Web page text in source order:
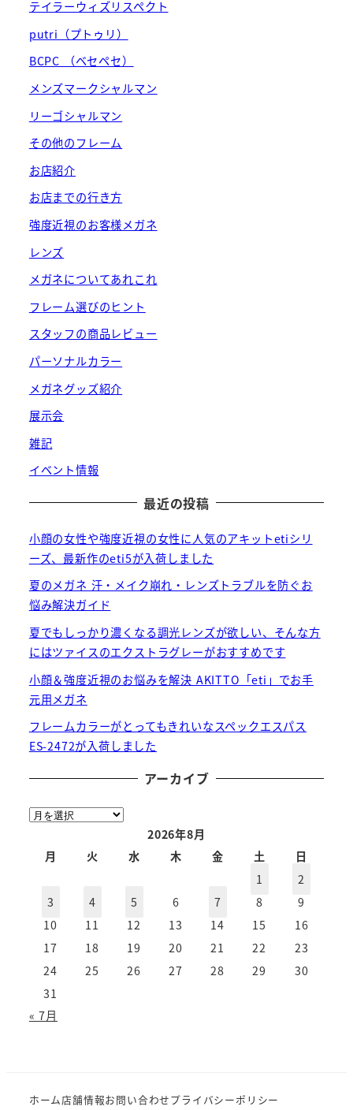
テイラーウィズリスペクト
putri（プトゥリ）
BCPC （ベセペセ）
メンズマークシャルマン
リーゴシャルマン
その他のフレーム
お店紹介
お店までの行き方
強度近視のお客様メガネ
レンズ
メガネについてあれこれ
フレーム選びのヒント
スタッフの商品レビュー
パーソナルカラー
メガネグッズ紹介
展示会
雑記
イベント情報
最近の投稿
小顔の女性や強度近視の女性に人気のアキットetiシリ
ーズ、最新作のeti5が入荷しました
夏のメガネ 汗・メイク崩れ・レンズトラブルを防ぐお
悩み解決ガイド
夏でもしっかり濃くなる調光レンズが欲しい、そんな方
にはツァイスのエクストラグレーがおすすめです
小顔＆強度近視のお悩みを解決 AKITTO「eti」でお手
元用メガネ
フレームカラーがとってもきれいなスペックエスパス
ES-2472が入荷しました
アーカイブ
ア
2026年8月
月
火 水 木 金 土
日
1
2
3
4 5 6 7 8
9
10
11 12 13 14 15
16
17
18 19 20 21 22
23
24
25 26 27 28 29
30
31
« 7月
ホーム店舗情報お問い合わせプライバシーポリシー